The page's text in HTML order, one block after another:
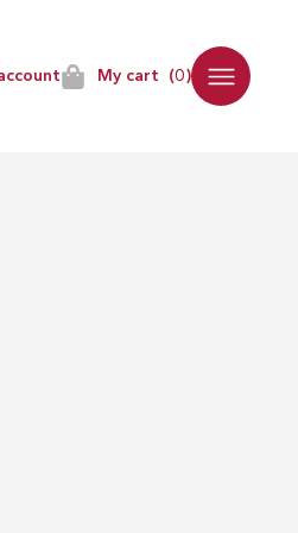
My cart (0)